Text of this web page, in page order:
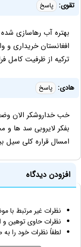
تقوی: پاسخ
بهتره آب رهاسازی
افغانستان خریداری
ترکیه از ظرفیت کامل
هادی: پاسخ
خب خداروشکر الان
بفکر لایروبی سد ها
امسال قراره کلی سیل
افزودن دیدگاه
نظرات غیر مرتبط با
نظرات حاوی توهین و
لطفاً نظرات خود را